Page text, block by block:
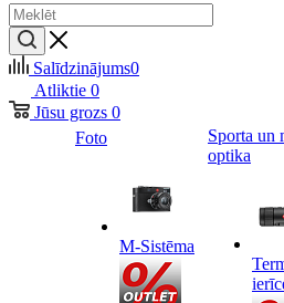
Salīdzinājums0
Atliktie 0
Jūsu grozs 0
Foto
M-Sistēma
Sporta un
optika